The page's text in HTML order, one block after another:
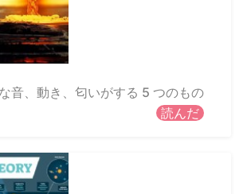
音、動き、匂いがする 5 つのもの
読んだ